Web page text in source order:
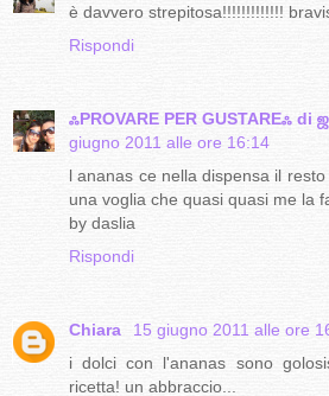
è davvero strepitosa!!!!!!!!!!!!!
Rispondi
ஃPROVARE PER GUSTAREஃ di
giugno 2011 alle ore 16:14
l ananas ce nella dispensa il
una voglia che quasi quasi me la
by daslia
Rispondi
Chiara
15 giugno 2011 alle ore
i dolci con l'ananas sono
ricetta! un abbraccio...